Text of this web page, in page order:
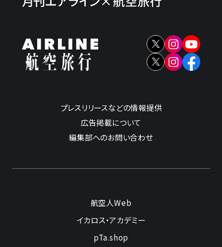
プレスリリースなどの情報提供
広告掲載について
編集部へのお問い合わせ
航空人Web
イカロス・アカデミー
pTa.shop